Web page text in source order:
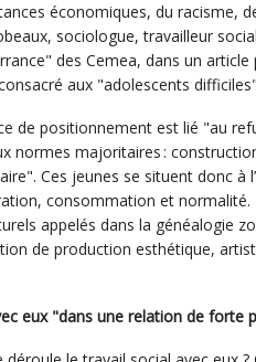
économiques, du racisme,
sociologue, travailleur
des Cemea, dans un
aux "adolescents
de positionnement est lié "au
normes majoritaires :
Ces jeunes se situent donc à
consommation et
appelés dans la généalogie
de production esthétique,
eux "dans une relation de forte